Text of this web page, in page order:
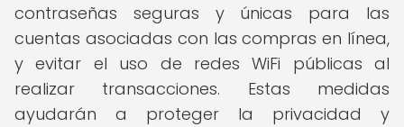
contraseñas seguras y únicas para las
cuentas asociadas con las compras en línea,
y evitar el uso de redes WiFi públicas al
realizar transacciones. Estas medidas
ayudarán a proteger la privacidad y